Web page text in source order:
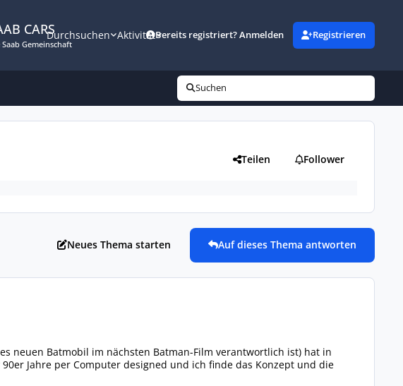
CARS
Saab Gemeinschaft
Durchsuchen AktivitätBereits registriert? Anmelden Registrieren
Suchen
Teilen Follower
Neues Thema starten Auf dieses Thema antworten
neuen Batmobil im nächsten Batman-Film verantwortlich ist) hat in
Jahre per Computer designed und ich finde das Konzept und die